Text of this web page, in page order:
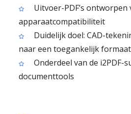
Uitvoer-PDF’s
apparaatcompatibiliteit
Duidelijk doel: CAD-
naar een toegankelijk formaat
Onderdeel van de i2PDF-
documenttools